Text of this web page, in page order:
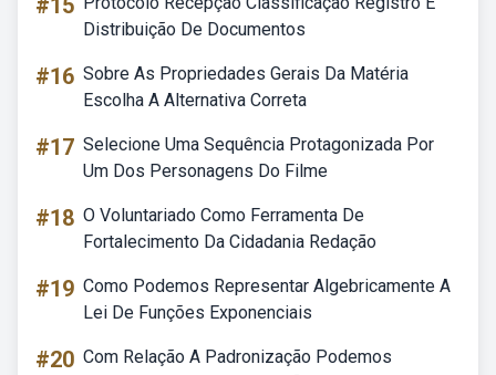
#15
Distribuição De Documentos
#16 Sobre As Propriedades Gerais Da Matéria
Escolha A Alternativa Correta
#17 Selecione Uma Sequência Protagonizada Por
Um Dos Personagens Do Filme
#18 O Voluntariado Como Ferramenta De
Fortalecimento Da Cidadania Redação
#19 Como Podemos Representar Algebricamente A
Lei De Funções Exponenciais
#20 Com Relação A Padronização Podemos